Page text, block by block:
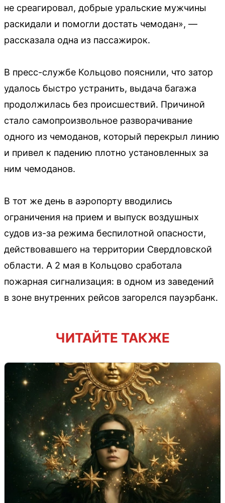
не среагировал, добрые уральские мужчины
раскидали и помогли достать чемодан», —
рассказала одна из пассажирок.
В пресс-службе Кольцово пояснили, что затор
удалось быстро устранить, выдача багажа
продолжилась без происшествий. Причиной
стало самопроизвольное разворачивание
одного из чемоданов, который перекрыл линию
и привел к падению плотно установленных за
ним чемоданов.
В тот же день в аэропорту вводились
ограничения на прием и выпуск воздушных
судов из-за режима беспилотной опасности,
действовавшего на территории Свердловской
области. А 2 мая в Кольцово сработала
пожарная сигнализация: в одном из заведений
в зоне внутренних рейсов загорелся пауэрбанк.
ЧИТАЙТЕ ТАКЖЕ